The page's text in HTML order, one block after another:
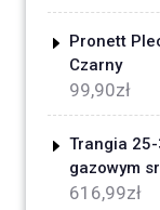
Pronett
Czarny
99,90zł
Trangia
gazowym
616,99zł